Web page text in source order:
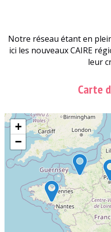
Notre réseau étant en
ici les nouveaux CAIRE
leur
Carte
+
−